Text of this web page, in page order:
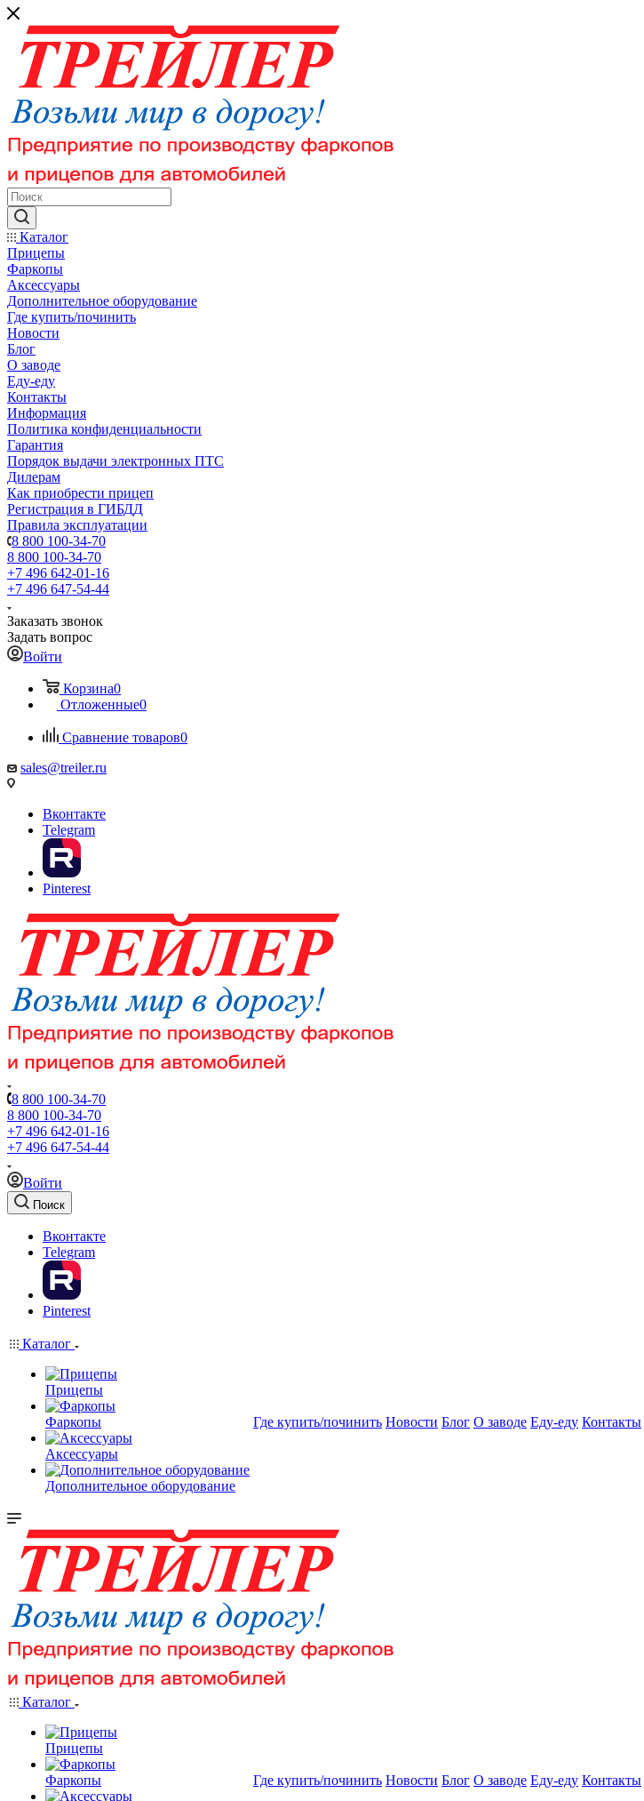
Каталог
Прицепы
Фаркопы
Аксессуары
Дополнительное оборудование
Где купить/починить
Новости
Блог
О заводе
Еду-еду
Контакты
Информация
Политика конфиденциальности
Гарантия
Порядок выдачи электронных ПТС
Дилерам
Как приобрести прицеп
Регистрация в ГИБДД
Правила эксплуатации
8 800 100-34-70
8 800 100-34-70
+7 496 642-01-16
+7 496 647-54-44
Заказать звонок
Задать вопрос
Войти
Корзина0
Отложенные0
Сравнение товаров0
sales@treiler.ru
Вконтакте
Telegram
Pinterest
8 800 100-34-70
8 800 100-34-70
+7 496 642-01-16
+7 496 647-54-44
Войти
Поиск
Вконтакте
Telegram
Pinterest
Каталог
Прицепы
Фаркопы
Аксессуары
Дополнительное оборудование
Где купить/починить Новости Блог О заводе Еду-еду Контакты
Каталог
Прицепы
Фаркопы Где купить/починить Новости Блог О заводе Еду-еду Контакты